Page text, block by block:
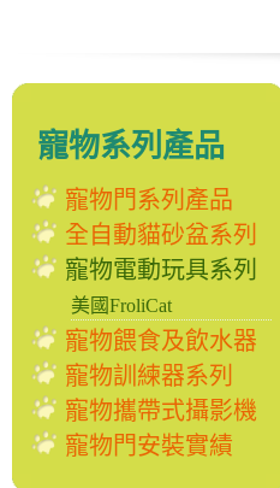
寵物系列產品
寵物門系列產品
全自動貓砂盆系列
寵物電動玩具系列
美國FroliCat
寵物餵食及飲水器
寵物訓練器系列
寵物攜帶式攝影機
寵物門安裝實績